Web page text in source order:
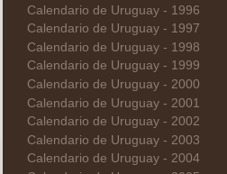
Calendario de Uruguay - 1996
Calendario de Uruguay - 1997
Calendario de Uruguay - 1998
Calendario de Uruguay - 1999
Calendario de Uruguay - 2000
Calendario de Uruguay - 2001
Calendario de Uruguay - 2002
Calendario de Uruguay - 2003
Calendario de Uruguay - 2004